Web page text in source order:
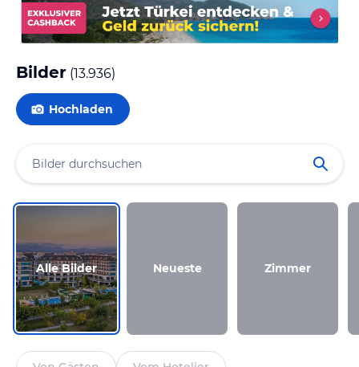
Bilder (13.936)
Hochladen
Alle Bilder Neueste Zimmer